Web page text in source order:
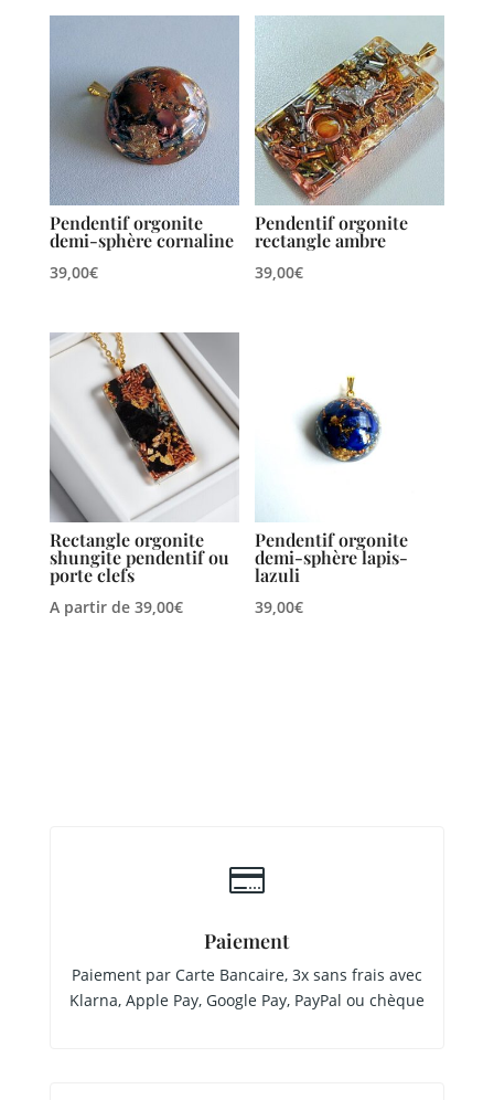
Pendentif orgonite
demi-sphère cornaline
39,00€
Pendentif orgonite
rectangle ambre
39,00€
Rectangle orgonite
shungite pendentif ou
porte clefs
A partir de 39,00€
Pendentif orgonite
demi-sphère lapis-
lazuli
39,00€

Paiement
Paiement par Carte Bancaire, 3x sans frais avec
Klarna, Apple Pay, Google Pay, PayPal ou chèque